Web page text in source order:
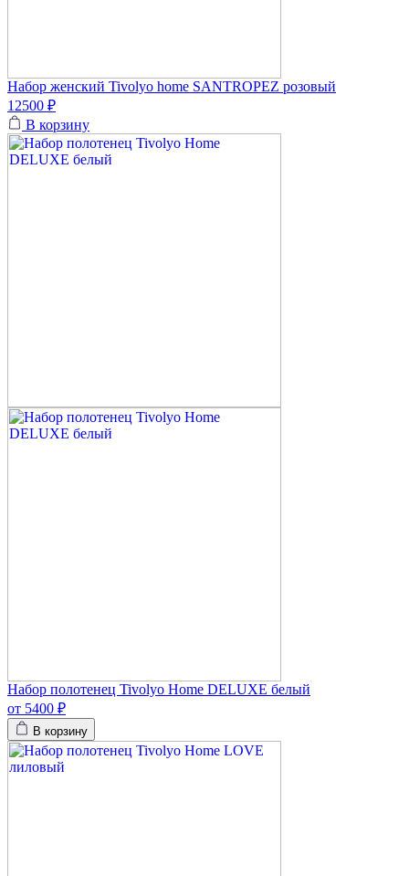
Набор женский Tivolyo home SANTROPEZ розовый
12500 ₽
В корзину
Набор полотенец Tivolyo Home DELUXE белый
от 5400 ₽
В корзину